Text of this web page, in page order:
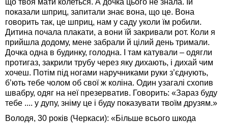
показали шприц, запитали знає вона, що це. Вона
говорить так, це шприц, нам у саду уколи їм робили.
Дитина почала плакати, а вони їй закривали рот. Коли я
прийшла додому, мене забрали й цілий день тримали.
Дочка одна в будинку, голодна. І там катували – одягли
протигаз, закрили трубу через яку дихають, і дихай чим
хочеш. Потім під ногами наручниками руки з’єднують,
б’ють тебе чолом об свої ж коліна. Один узагалі схопив
швабру, одяг на неї презерватив. Говорить: «Зараз буду
тебе .... у дупу, зніму це і буду показувати твоїм друзям.»
Володя, 30 років (Черкаси): «Більше всього шкода